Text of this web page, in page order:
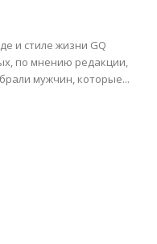
и стиле жизни GQ
по мнению редакции,
мужчин, которые...